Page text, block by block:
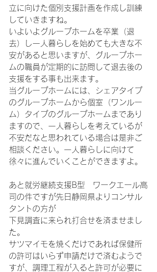
立に向けた個別支援計画を作成し訓練
していきますね。
いよいよグループホームを卒業（退
去）し一人暮らしを始めても大きな不
安があると思いますが、グループホー
ムの職員が定期的に訪問して退去後の
支援をする事も出来ます。
当グループホームには、シェアタイプ
のグループホームから個室（ワンルー
ム）タイプのグループホームまであり
ますので、一人暮らしを考えているが
不安だなと思われている場合は是非ご
相談ください。一人暮らしに向けて
徐々に進んでいくことができますよ。
あと就労継続支援B型　ワークエール高
司の件ですが先日静岡県よりコンサル
タントの方が
下見調査に来られ打合せを済ませまし
た。
サツマイモを焼くだけであれば保健所
の許可はいらず申請だけで済むようで
すが、調理工程が入ると許可が必要に